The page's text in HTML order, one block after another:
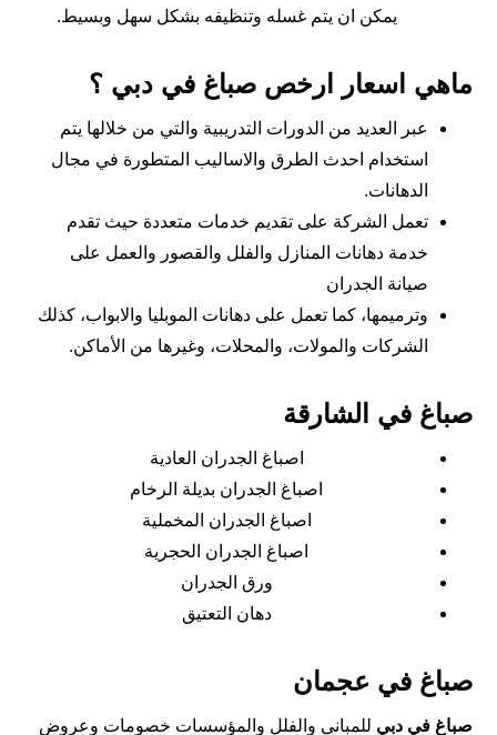
يمكن ان يتم غسله وتنظيفه بشكل سهل وبسيط.
ماهي اسعار ارخص صباغ في دبي ؟
عبر العديد من الدورات التدريبية والتي من خلالها يتم
استخدام احدث الطرق والاساليب المتطورة في مجال
الدهانات.
تعمل الشركة على تقديم خدمات متعددة حيث تقدم
خدمة دهانات المنازل والفلل والقصور والعمل على
صيانة الجدران
وترميمها، كما تعمل على دهانات الموبليا والابواب، كذلك
الشركات والمولات، والمحلات، وغيرها من الأماكن.
صباغ في الشارقة
اصباغ الجدران العادية
اصباغ الجدران بديلة الرخام
اصباغ الجدران المخملية
اصباغ الجدران الحجرية
ورق الجدران
دهان التعتيق
صباغ في عجمان
صباغ في دبي للمباني والفلل والمؤسسات خصومات وعروض